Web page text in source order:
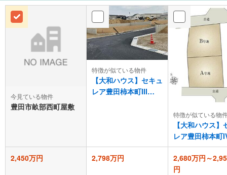
今見ている物件
豊田市畝部西町屋敷
特徴が似ている物件
【大和ハウス】セキュ
レア豊田柿本町III
特徴が似ている物
【大和ハウス】
レア豊田柿本町
（建築条件付宅
譲）
2,450万円 2,798万円
2,680万円～
円